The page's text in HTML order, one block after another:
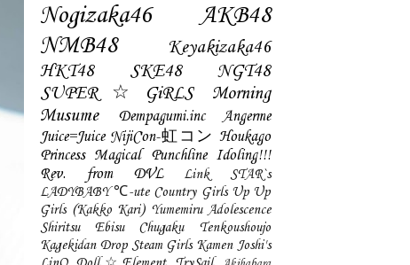
Nogizaka46
AKB48
NMB48
Keyakizaka46
HKT48
SKE48
NGT48
SUPER☆GiRLS
Morning
Musume
Dempagumi.inc
Angerme
Juice=Juice NijiCon-虹コン Houkago
Princess Magical Punchline Idoling!!!
Rev. from DVL
Link STAR`s
LADYBABY ℃-ute Country Girls Up Up
Girls (Kakko Kari) Yumemiru Adolescence
Shiritsu Ebisu Chugaku
Tenkoushoujo
Kagekidan Drop Steam Girls Kamen Joshi's